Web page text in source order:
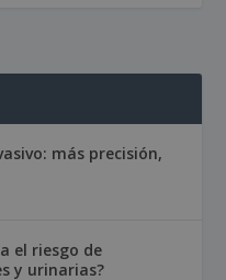
más precisión,
el riesgo de
y urinarias?